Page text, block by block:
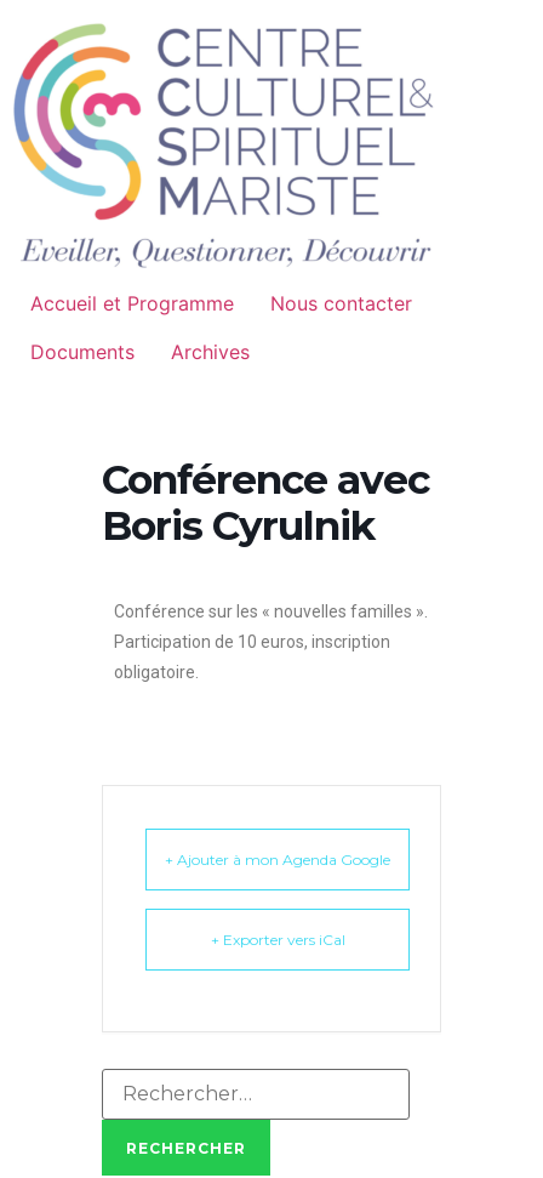
Accueil et Programme
Nous contacter
Documents
Archives
Conférence avec
Boris Cyrulnik
Conférence sur les « nouvelles familles ».
Participation de 10 euros, inscription
obligatoire.
+ Ajouter à mon Agenda Google
+ Exporter vers iCal